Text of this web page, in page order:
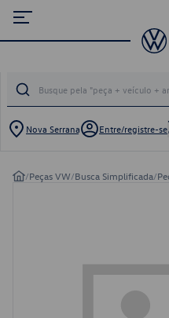
Nova Serrana Entre/registre-se
/Peças VW/Busca Simplificada/